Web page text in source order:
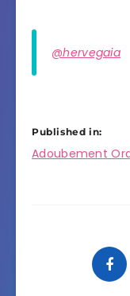
@hervegaia
Published in:
Adoubement
on